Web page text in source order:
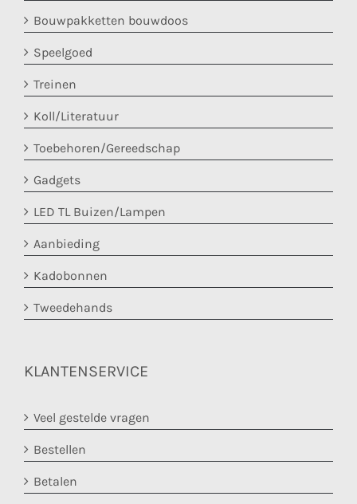
Bouwpakketten bouwdoos
Speelgoed
Treinen
Koll/Literatuur
Toebehoren/Gereedschap
Gadgets
LED TL Buizen/Lampen
Aanbieding
Kadobonnen
Tweedehands
KLANTENSERVICE
Veel gestelde vragen
Bestellen
Betalen